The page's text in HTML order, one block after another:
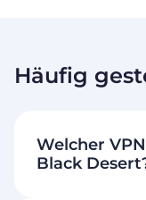
Häufig
Welcher
Black